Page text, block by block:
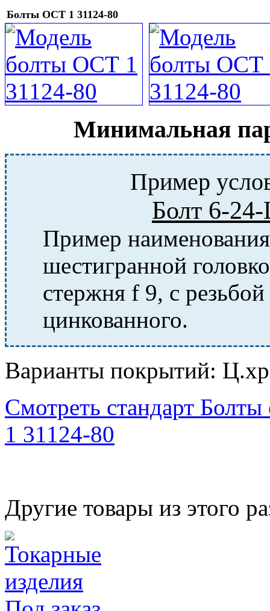
Болты ОСТ 1 31124-80
Минимальная
Пример
Болт 6-
Пример
шестигранной
стержня f 9, с
цинкованного.
Варианты покрытий:
Смотреть стандарт
1 31124-80
Другие товары из этого